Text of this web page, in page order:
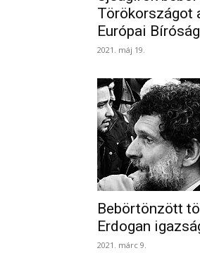
Törökországot
Európai
2021. máj 19.
Bebörtönzött
Erdogan
2021. márc 9.